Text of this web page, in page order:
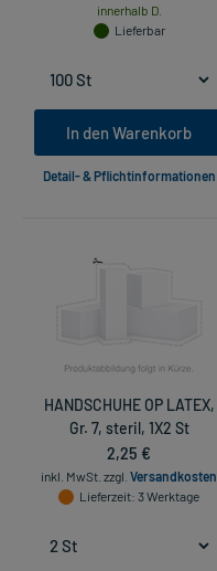
innerhalb D.
Lieferbar
In den Warenkorb
Detail- & Pflichtinformationen
HANDSCHUHE OP LATEX,
Gr. 7, steril, 1X2 St
2,25 €
inkl. MwSt. zzgl. Versandkosten
Lieferzeit: 3 Werktage